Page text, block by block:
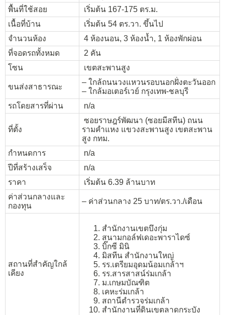
พื้นที่ใช้สอย
เริ่มต้น 167-175 ตร.ม.
เนื้อที่บ้าน
เริ่มต้น 54 ตร.วา. ขึ้นไป
จำนวนห้อง
4 ห้องนอน, 3 ห้องน้ำ, 1 ห้องพักผ่อน
ที่จอดรถทั้งหมด
2 คัน
โซน
เขตสะพานสูง
ขนส่งสาธารณะ
– ใกล้ถนนวงแหวนรอบนอกฝั่งตะวันออก
– ใกล้มอเตอร์เวย์ กรุงเทพ-ชลบุรี
รถโดยสารที่ผ่าน
n/a
ที่ตั้ง
ซอยราษฎร์พัฒนา (ซอยมีสทีน) ถนน
รามคำแหง แขวงสะพานสูง เขตสะพาน
สูง กทม.
กำหนดการ
n/a
ปีที่สร้างเสร็จ
n/a
ราคา
เริ่มต้น 6.39 ล้านบาท
ค่าส่วนกลางและ
กองทุน
– ค่าส่วนกลาง 25 บาท/ตร.วา./เดือน
สถานที่สำคัญใกล้
เคียง
สำนักงานเขตบึงกุ่ม
สนามกอล์ฟเดอะพาราไดซ์
บิ๊กซี มินิ
มิสทีน สำนักงานใหญ่
รร.เตรียมอุดมน้อมเกล้าฯ
รร.สารสาสน์ร่มเกล้า
ม.เกษมบัณฑิต
เคหะร่มเกล้า
สถานีตำรวจร่มเกล้า
สำนักงานที่ดินเขตลาดกระบัง